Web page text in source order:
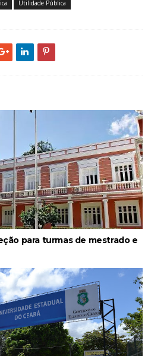
Utilidade Pública
para turmas de mestrado e